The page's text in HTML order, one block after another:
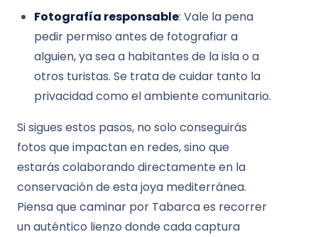
Fotografía responsable: Vale la pena
pedir permiso antes de fotografiar a
alguien, ya sea a habitantes de la isla o a
otros turistas. Se trata de cuidar tanto la
privacidad como el ambiente comunitario.
Si sigues estos pasos, no solo conseguirás
fotos que impactan en redes, sino que
estarás colaborando directamente en la
conservación de esta joya mediterránea.
Piensa que caminar por Tabarca es recorrer
un auténtico lienzo donde cada captura